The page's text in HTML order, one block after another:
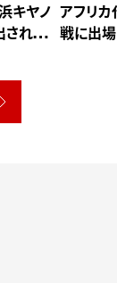
キヤノ
れまし
アフリカ
戦に出場